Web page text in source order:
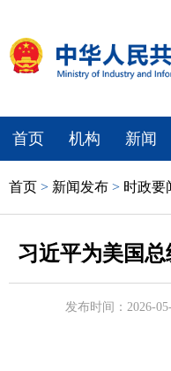
首页 机构 新闻
首页 > 新闻发布 > 时政要
习近平为美国
发布时间：2026-